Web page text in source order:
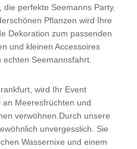
perfekte Seemanns Party.
Pflanzen wird Ihre
Dekoration zum passenden
und kleinen Accessoires
Seemannsfahrt.
wird Ihr Event
Meeresfrüchten und
verwöhnen.Durch unsere
unvergesslich. Sie
Wassernixe und einem